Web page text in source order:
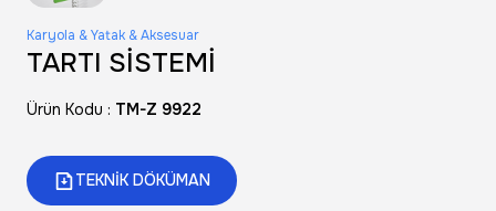
Karyola & Yatak & Aksesuar
TARTI SİSTEMİ
Ürün Kodu : TM-Z 9922
TEKNİK DÖKÜMAN